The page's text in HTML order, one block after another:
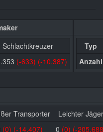
Schlachtkreuzer
(-633) (-10.387)
Typ
Anzahl
Transporter
Leichter Jäger
(0) (-14.407) 0 (0) (-